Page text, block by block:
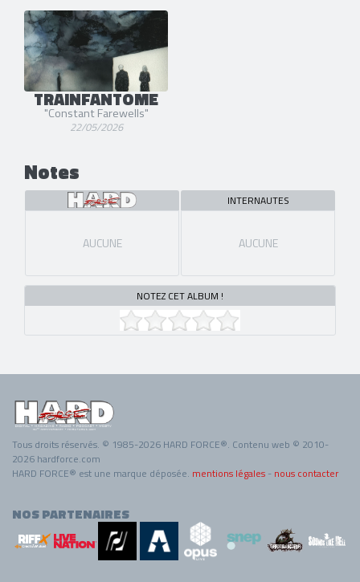
TRAINFANTOME
"Constant Farewells"
22/05/2026
Notes
AUCUNE
INTERNAUTES
AUCUNE
NOTEZ CET ALBUM !
Tous droits réservés. © 1985-2026 HARD FORCE®. Contenu web © 2010-
2026 hardforce.com
HARD FORCE® est une marque déposée. mentions légales - nous contacter
NOS PARTENAIRES